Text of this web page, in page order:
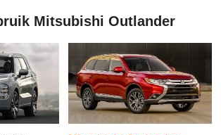
Mitsubishi Outlander